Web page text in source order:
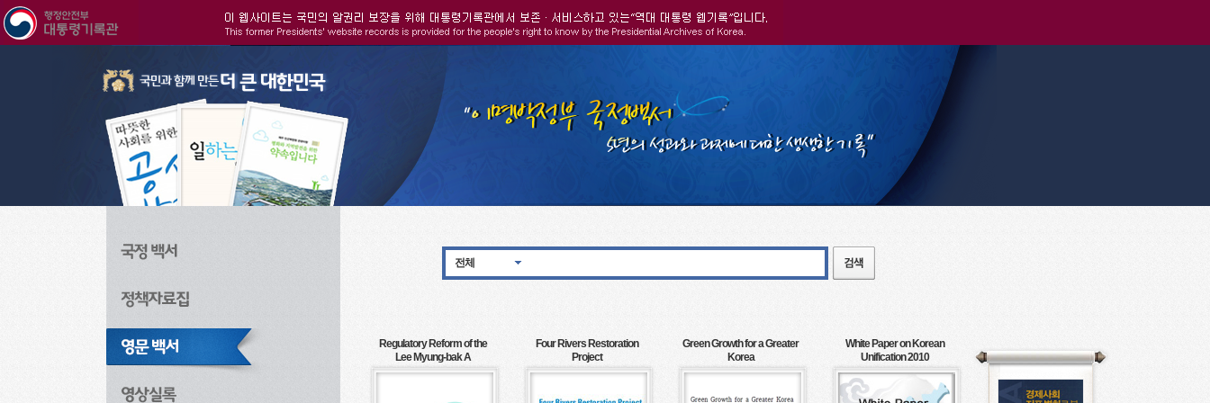
전체
Regulatory Reform of the
Lee Myung-bak A
Four Rivers Restoration
Project
Green Growth for a Greater
Korea
White Paper on Korean
Unification 2010